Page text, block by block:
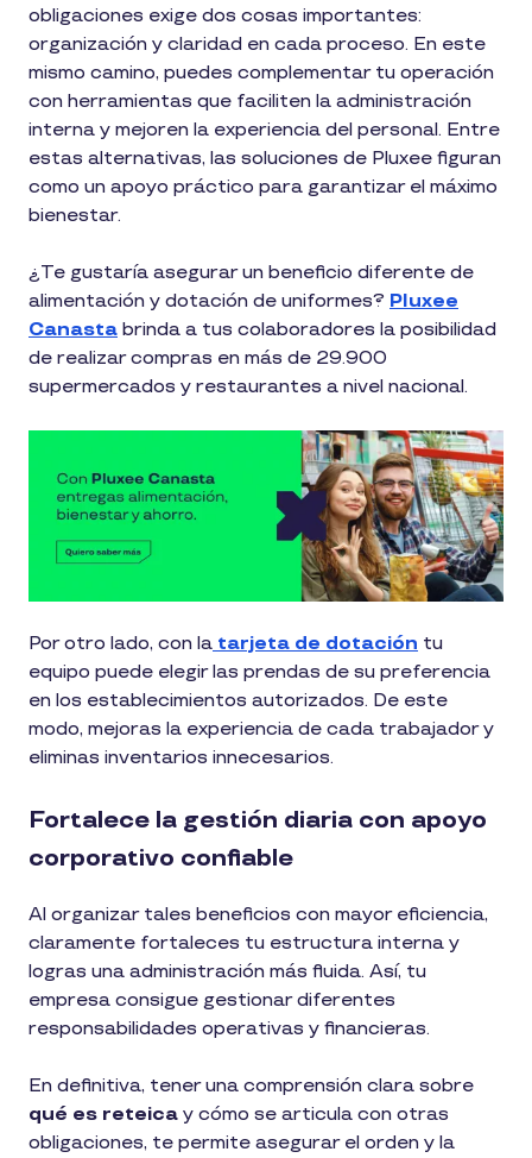
obligaciones exige dos cosas importantes:
organización y claridad en cada proceso. En este
mismo camino, puedes complementar tu operación
con herramientas que faciliten la administración
interna y mejoren la experiencia del personal. Entre
estas alternativas, las soluciones de Pluxee figuran
como un apoyo práctico para garantizar el máximo
bienestar.
¿Te gustaría asegurar un beneficio diferente de
alimentación y dotación de uniformes? Pluxee
Canasta brinda a tus colaboradores la posibilidad
de realizar compras en más de 29.900
supermercados y restaurantes a nivel nacional.
Por otro lado, con la tarjeta de dotación tu
equipo puede elegir las prendas de su preferencia
en los establecimientos autorizados. De este
modo, mejoras la experiencia de cada trabajador y
eliminas inventarios innecesarios.
Fortalece la gestión diaria con apoyo
corporativo confiable
Al organizar tales beneficios con mayor eficiencia,
claramente fortaleces tu estructura interna y
logras una administración más fluida. Así, tu
empresa consigue gestionar diferentes
responsabilidades operativas y financieras.
En definitiva, tener una comprensión clara sobre
qué es reteica y cómo se articula con otras
obligaciones, te permite asegurar el orden y la